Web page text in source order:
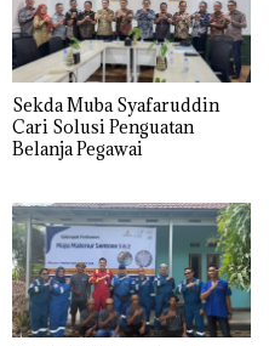
Sekda Muba Syafaruddin
Cari Solusi Penguatan
Belanja Pegawai